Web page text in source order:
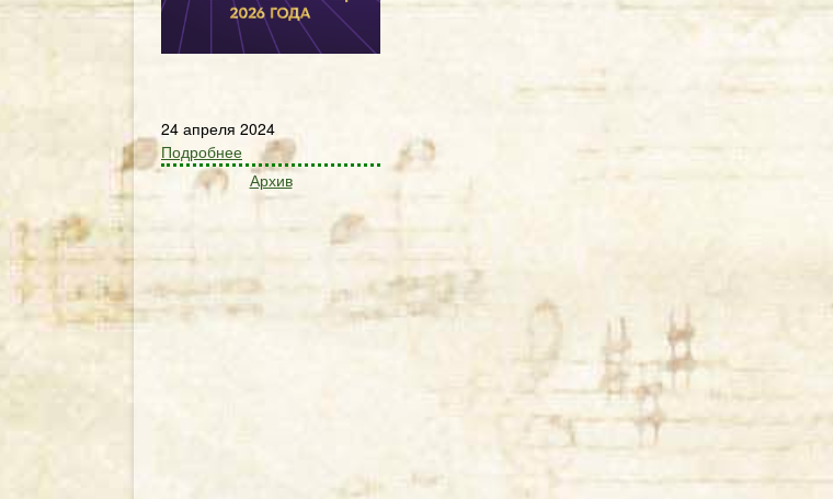
24 апреля 2024
Подробнее
Архив